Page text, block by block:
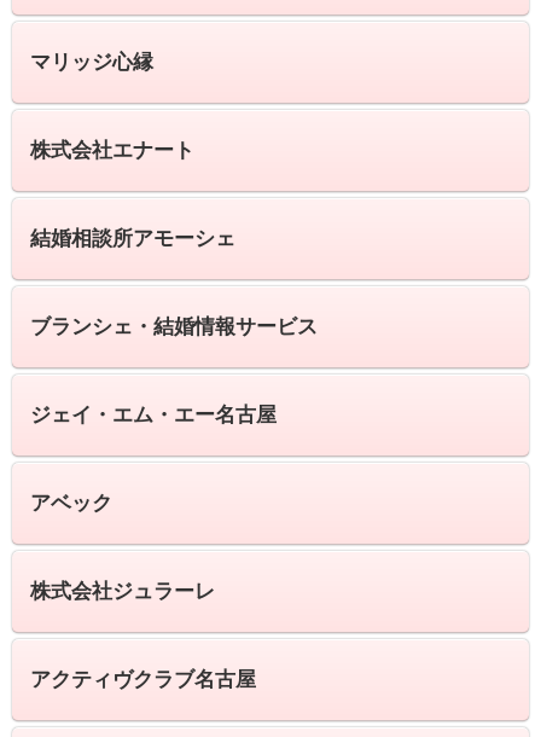
マリッジ心縁
株式会社エナート
結婚相談所アモーシェ
ブランシェ・結婚情報サービス
ジェイ・エム・エー名古屋
アベック
株式会社ジュラーレ
アクティヴクラブ名古屋